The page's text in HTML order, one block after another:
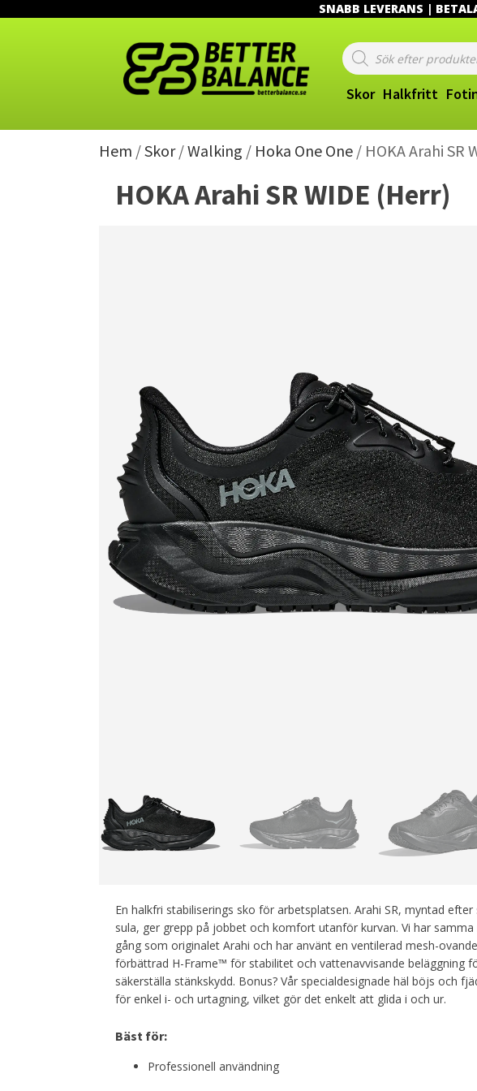
SNABB LEVERANS |
Products
search
Skor Halkfritt
Hem /Skor/Walking / Hoka One One / HOKA Arahi SR
HOKA Arahi SR WIDE (Herr)
En halkfri stabiliserings sko för arbetsplatsen. Arahi SR, myntad efter
sula, ger grepp på jobbet och komfort utanför kurvan. Vi har samma
gång som originalet Arahi och har använt en ventilerad mesh-
förbättrad H-Frame™ för stabilitet och vattenavvisande beläggning
säkerställa stänkskydd. Bonus? Vår specialdesignade häl böjs och
för enkel i- och urtagning, vilket gör det enkelt att glida i och ur.
Bäst för:
Professionell användning